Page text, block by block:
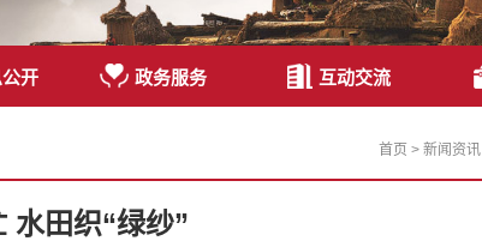
开 政务服务 互动交流
首页 > 新闻资讯
水田织“绿纱”